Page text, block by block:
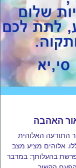
האהבה
התודעה האלוהית
אלוהים מציע מצב
בהעלותך: במדבר